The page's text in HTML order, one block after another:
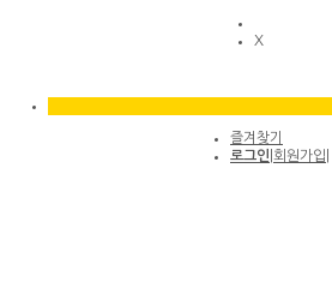
X
즐겨찾기
로그인 회원가입